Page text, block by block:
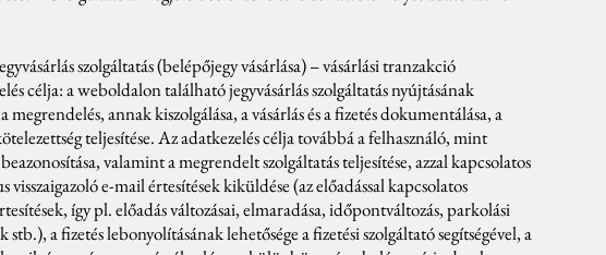
szolgáltatás (belépőjegy vásárlása) – vásárlási tranzakció
célja: a weboldalon található jegyvásárlás szolgáltatás nyújtásának
megrendelés, annak kiszolgálása, a vásárlás és a fizetés dokumentálása, a
teljesítése. Az adatkezelés célja továbbá a felhasználó, mint
valamint a megrendelt szolgáltatás teljesítése, azzal kapcsolatos
visszaigazoló e-mail értesítések kiküldése (az előadással kapcsolatos
így pl. előadás változásai, elmaradása, időpontváltozás, parkolási
a fizetés lebonyolításának lehetősége a fizetési szolgáltató segítségével, a